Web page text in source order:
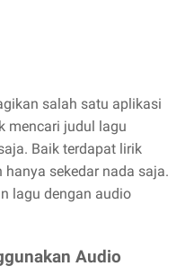
salah satu aplikasi
mencari judul lagu
Baik terdapat lirik
sekedar nada saja.
lagu dengan audio
Audio